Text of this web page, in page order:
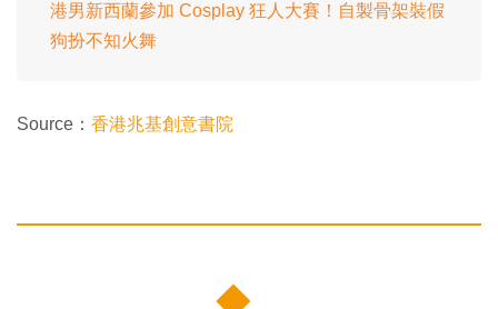
港男新西蘭參加 Cosplay 狂人大賽！自製骨架裝假
狗扮不知火舞
Source： 香港兆基創意書院